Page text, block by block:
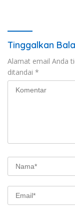
Tinggalkan
Alamat email Anda
ditandai *